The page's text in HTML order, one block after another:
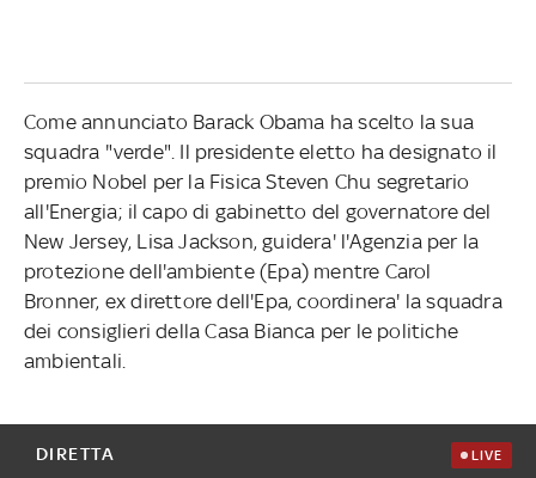
Come annunciato Barack Obama ha scelto la sua
squadra "verde". Il presidente eletto ha designato il
premio Nobel per la Fisica Steven Chu segretario
all'Energia; il capo di gabinetto del governatore del
New Jersey, Lisa Jackson, guidera' l'Agenzia per la
protezione dell'ambiente (Epa) mentre Carol
Bronner, ex direttore dell'Epa, coordinera' la squadra
dei consiglieri della Casa Bianca per le politiche
ambientali.
DIRETTA LIVE